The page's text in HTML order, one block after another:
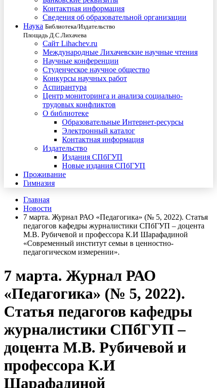
Контактная информация
Сведения об образовательной организации
Наука Библиотека/Издательство
Площадь Д.С.Лихачева
Сайт Lihachev.ru
Международные Лихачевские научные чтения
Научные конференции
Студенческое научное общество
Конкурсы научных работ
Аспирантура
Центр мониторинга и анализа социально-
трудовых конфликтов
О библиотеке
Образовательные Интернет-ресурсы
Электронный каталог
Контактная информация
Издательство
Издания СПбГУП
Новые издания СПбГУП
Проживание
Гимназия
Главная
Новости
7 марта. Журнал РАО «Педагогика» (№ 5, 2022). Статья
педагогов кафедры журналистики СПбГУП – доцента
М.В. Рубичевой и профессора К.И Шарафадиной
«Современный институт семьи в ценностно-
педагогическом измерении».
7 марта. Журнал РАО
«Педагогика» (№ 5, 2022).
Статья педагогов кафедры
журналистики СПбГУП –
доцента М.В. Рубичевой и
профессора К.И
Шарафадиной